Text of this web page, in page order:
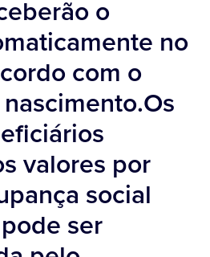
o
no
com o
valores por
social
ser